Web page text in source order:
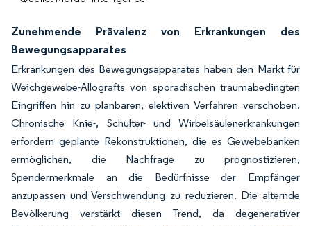
Zunehmende Prävalenz von Erkrankungen des
Bewegungsapparates
Erkrankungen des Bewegungsapparates haben den Markt für
Weichgewebe-Allografts von sporadischen traumabedingten
Eingriffen hin zu planbaren, elektiven Verfahren verschoben.
Chronische Knie-, Schulter- und Wirbelsäulenerkrankungen
erfordern geplante Rekonstruktionen, die es Gewebebanken
ermöglichen, die Nachfrage zu prognostizieren,
Spendermerkmale an die Bedürfnisse der Empfänger
anzupassen und Verschwendung zu reduzieren. Die alternde
Bevölkerung verstärkt diesen Trend, da degenerativer